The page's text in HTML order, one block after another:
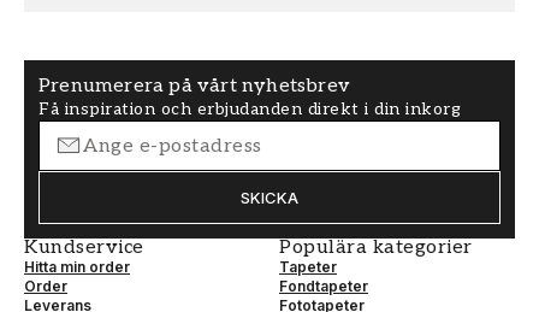
Prenumerera på vårt nyhetsbrev
Få inspiration och erbjudanden direkt i din inkorg
SKICKA
Kundservice
Hitta min order
Order
Leverans
Populära kategorier
Tapeter
Fondtapeter
Fototapeter